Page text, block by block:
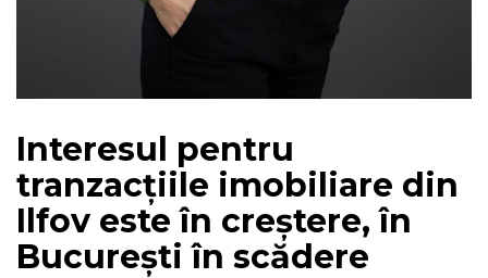
Interesul pentru
tranzacțiile imobiliare din
Ilfov este în creștere, în
București în scădere